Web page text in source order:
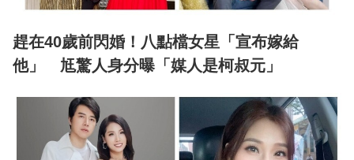
趕在40歲前閃婚！八點檔女星「宣布嫁給
他」 尪驚人身分曝「媒人是柯叔元」